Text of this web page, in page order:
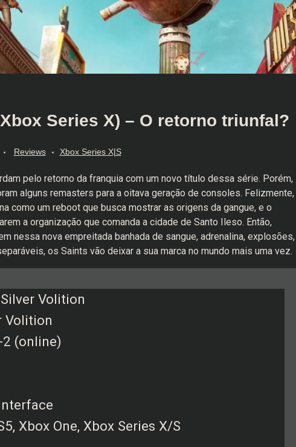
Series X) – O retorno triunfal?
Reviews Xbox Series X|S
pelo retorno da franquia com um novo título dessa série. Porém,
alguns remasters para a oitava geração de consoles. Felizmente,
como um reboot que busca mostrar as origens da gangue, e o
a organização que comanda a cidade de Santo Ileso. Então,
nessa nova empreitada banhada de sangue, adrenalina,
os Saints vão deixar a sua marca no mundo mais uma vez.
Volition
Volition
(online)
Xbox One, Xbox Series X/S